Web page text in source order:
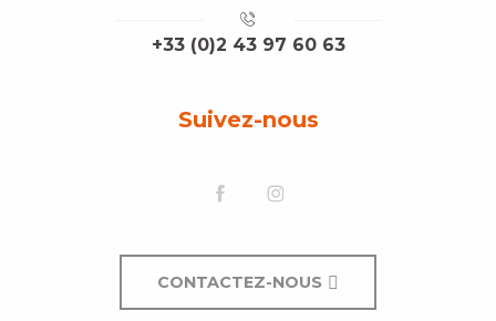
+33 (0)2 43 97 60 63
Suivez-nous
CONTACTEZ-NOUS